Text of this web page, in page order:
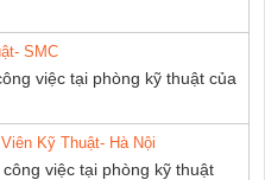
SMC
việc tại phòng kỹ thuật của
Kỹ Thuật- Hà Nội
việc tại phòng kỹ thuật